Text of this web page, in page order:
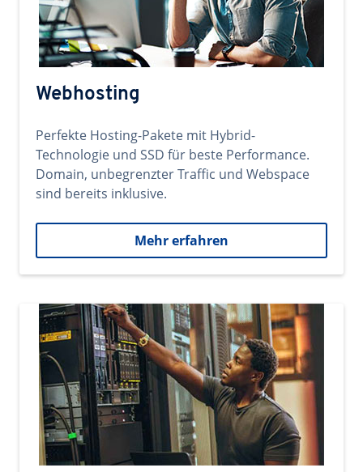
Webhosting
Perfekte Hosting-Pakete mit Hybrid-
Technologie und SSD für beste Performance.
Domain, unbegrenzter Traffic und Webspace
sind bereits inklusive.
Mehr erfahren